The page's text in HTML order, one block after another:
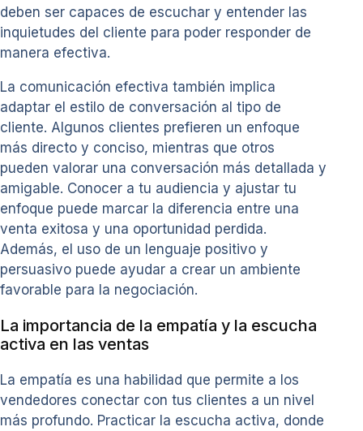
deben ser capaces de escuchar y entender las
inquietudes del cliente para poder responder de
manera efectiva.
La comunicación efectiva también implica
adaptar el estilo de conversación al tipo de
cliente. Algunos clientes prefieren un enfoque
más directo y conciso, mientras que otros
pueden valorar una conversación más detallada y
amigable. Conocer a tu audiencia y ajustar tu
enfoque puede marcar la diferencia entre una
venta exitosa y una oportunidad perdida.
Además, el uso de un lenguaje positivo y
persuasivo puede ayudar a crear un ambiente
favorable para la negociación.
La importancia de la empatía y la escucha
activa en las ventas
La empatía es una habilidad que permite a los
vendedores conectar con tus clientes a un nivel
más profundo. Practicar la escucha activa, donde